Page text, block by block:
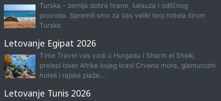
Turska - zemlja dobre hrane, luksuza i odličnog
provoda. Spremili smo za Vas veliki broj hotela širom
Turske.
Letovanje Egipat 2026
Time Travel vas vodi u Hurgadu i Sharm el Sheik,
prelepi biser Afrike kojeg krasi Crveno more, glamurozni
hoteli i rajske plaže...
Letovanje Tunis 2026